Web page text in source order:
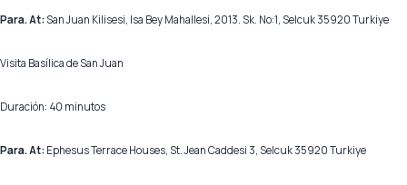
Para. At: San Juan Kilisesi, Isa Bey Mahallesi, 2013. Sk. No:1, Selcuk 35920 Turkiye
Visita Basílica de San Juan
Duración: 40 minutos
Para. At: Ephesus Terrace Houses, St. Jean Caddesi 3, Selcuk 35920 Turkiye